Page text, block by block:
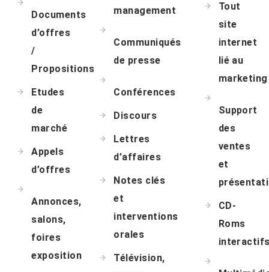
Documents
d’offres
/
Propositions
Etudes
de
marché
Appels
d’offres
Annonces,
salons,
foires
exposition
management
Communiqués
de presse
Conférences
Discours
Lettres
d’affaires
Notes clés
et
interventions
orales
Télévision,
Tout
site
internet
lié au
marketing
Support
des
ventes
et
CD-
Roms